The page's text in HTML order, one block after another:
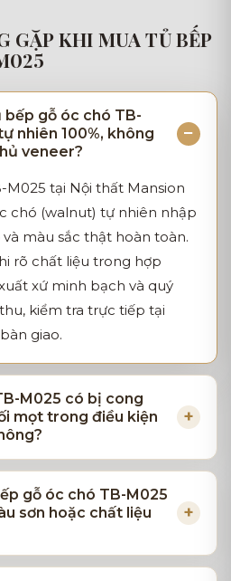
GẶP KHI MUA TỦ BẾP
bếp gỗ óc chó TB-
nhiên 100%, không
veneer?
M025 tại Nội thất Mansion
chó (walnut) tự nhiên nhập
màu sắc thật hoàn toàn.
rõ chất liệu trong hợp
xứ minh bạch và quý
kiểm tra trực tiếp tại
giao.
M025 có bị cong
mọt trong điều kiện
gỗ óc chó TB-M025
sơn hoặc chất liệu